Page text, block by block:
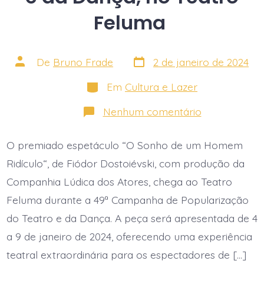
Feluma
Autor
do
De Bruno Frade Data
do
2 de janeiro de 2024
Categorias
Em Cultura e Lazer
Nenhum comentárioem
Espetáculo
sonho
de
um
homem
ridículo”
a
Campanha
do
Teatro
O premiado espetáculo “O Sonho de um Homem
Ridículo“, de Fiódor Dostoiévski, com produção da
Companhia Lúdica dos Atores, chega ao Teatro
Feluma durante a 49ª Campanha de Popularização
do Teatro e da Dança. A peça será apresentada de 4
a 9 de janeiro de 2024, oferecendo uma experiência
teatral extraordinária para os espectadores de […]